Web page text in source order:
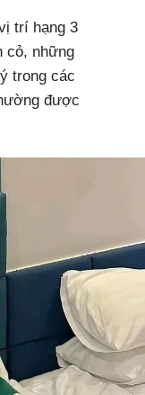
trí hạng 3
cỏ, những
trong các
được